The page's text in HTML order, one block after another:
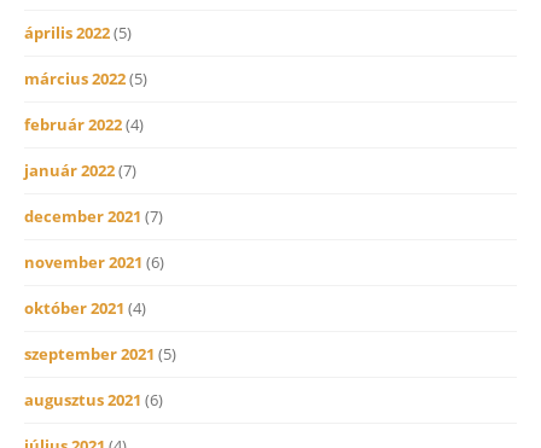
április 2022(5)
március 2022(5)
február 2022(4)
január 2022(7)
december 2021 (7)
november 2021 (6)
október 2021 (4)
szeptember 2021 (5)
augusztus 2021 (6)